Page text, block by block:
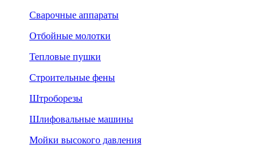
Сварочные аппараты
Отбойные молотки
Тепловые пушки
Строительные фены
Штроборезы
Шлифовальные машины
Мойки высокого давления